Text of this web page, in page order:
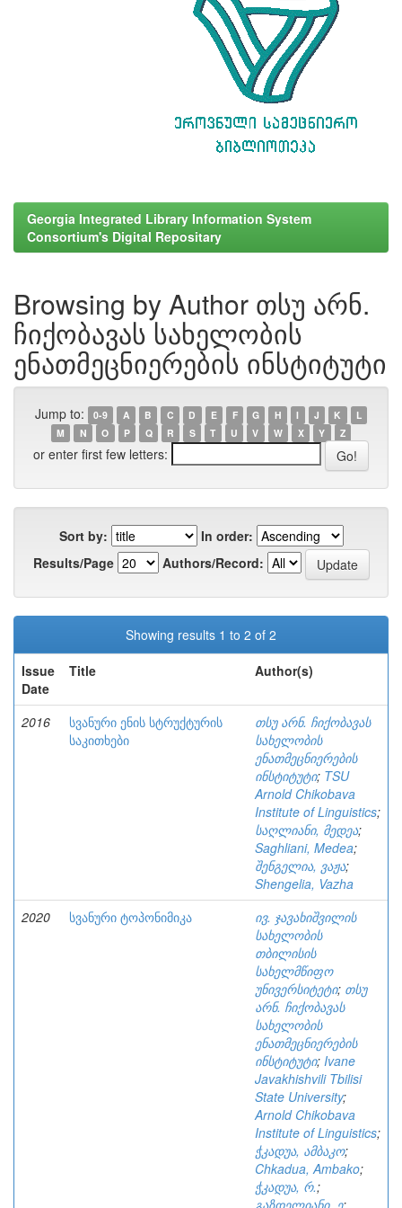
Georgia Integrated Library Information System
Consortium's Digital Repositary
Browsing by Author თსუ არნ.
ჩიქობავას სახელობის
ენათმეცნიერების ინსტიტუტი
Jump to: 0-9 A B C D E F G H I J K
L
M
N O P Q R S T U V W X Y Z
or enter first few letters:
Sort by:
In order:
Results/Page
Authors/Record:
Showing results 1 to 2 of 2
Issue
Date
Title Author(s)
2016
სვანური ენის სტრუქტურის
საკითხები
თსუ არნ. ჩიქობავას
სახელობის
ენათმეცნიერების
ინსტიტუტი; TSU
Arnold Chikobava
Institute of Linguistics;
საღლიანი, მედეა;
Saghliani, Medea;
შენგელია, ვაჟა;
Shengelia, Vazha
2020
სვანური ტოპონიმიკა
ივ. ჯავახიშვილის
სახელობის
თბილისის
სახელმწიფო
უნივერსიტეტი; თსუ
არნ. ჩიქობავას
სახელობის
ენათმეცნიერების
ინსტიტუტი; Ivane
Javakhishvili Tbilisi
State University;
Arnold Chikobava
Institute of Linguistics;
ჭკადუა, ამბაკო;
Chkadua, Ambako;
ჭკადუა, რ.;
გაზდელიანი, ე;